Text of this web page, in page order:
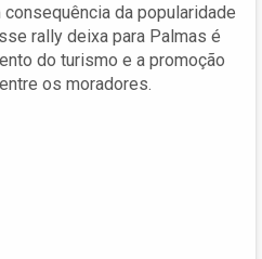
da popularidade
rally deixa para Palmas é
do turismo e a promoção
os moradores.